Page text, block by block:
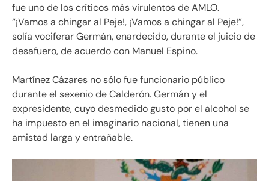
fue uno de los críticos más virulentos de AMLO.
“¡Vamos a chingar al Peje!, ¡Vamos a chingar al Peje!”,
solía vociferar Germán, enardecido, durante el juicio de
desafuero, de acuerdo con Manuel Espino.
Martínez Cázares no sólo fue funcionario público
durante el sexenio de Calderón. Germán y el
expresidente, cuyo desmedido gusto por el alcohol se
ha impuesto en el imaginario nacional, tienen una
amistad larga y entrañable.